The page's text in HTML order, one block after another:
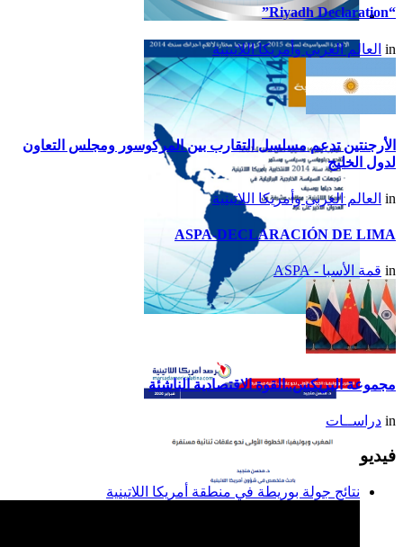
تقرير أمريكا اللاتينية لسنة
2015
تقرير أمريكا اللاتينية لسنة
2014
“Riyadh Declaration”
in العالم العربي وأمريكا اللاتينية
الأرجنتين تدعم مسلسل التقارب بين المركوسور ومجلس التعاون
لدول الخليج
in العالم العربي وأمريكا اللاتينية
ASPA-DECLARACIÓN DE LIMA
in قمة الأسبا - ASPA
مجموعة البريكس..القوة الاقتصادية الناشئة
in دراســات
فيديو
نتائج جولة بوريطة في منطقة أمريكا اللاتينية